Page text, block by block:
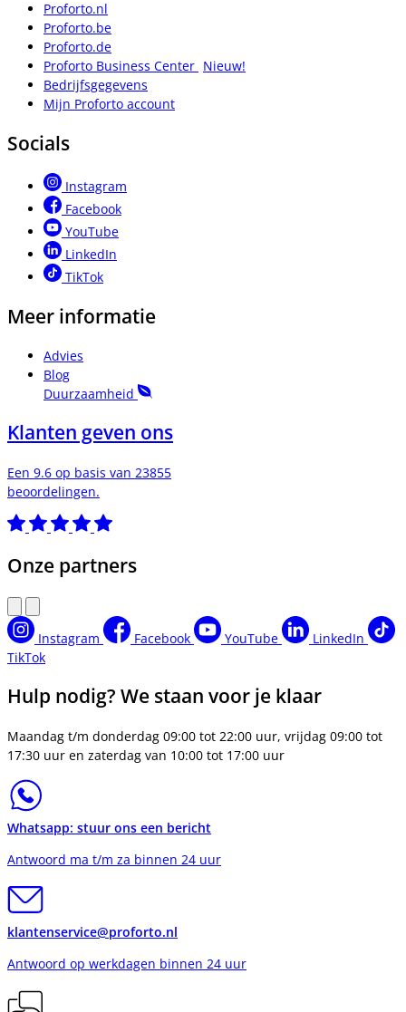
Proforto.nl
Proforto.be
Proforto.de
Proforto Business Center Nieuw!
Bedrijfsgegevens
Mijn Proforto account
Socials
Instagram
Facebook
YouTube
LinkedIn
TikTok
Meer informatie
Advies
Blog
Duurzaamheid
Klanten geven ons
Een 9.6 op basis van 23855
beoordelingen.
Onze partners
Instagram Facebook YouTube
LinkedIn
TikTok
Hulp nodig? We staan voor je klaar
Maandag t/m donderdag 09:00 tot 22:00 uur, vrijdag 09:00 tot
17:30 uur en zaterdag van 10:00 tot 17:00 uur
Whatsapp: stuur ons een bericht
Antwoord ma t/m za binnen 24 uur
klantenservice@proforto.nl
Antwoord op werkdagen binnen 24 uur